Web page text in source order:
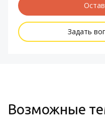
Задать
Возможные